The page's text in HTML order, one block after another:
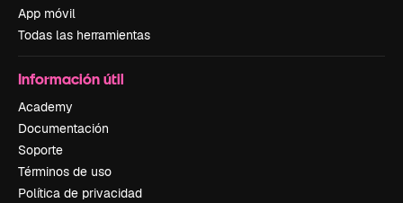
App móvil
Todas las herramientas
Información útil
Academy
Documentación
Soporte
Términos de uso
Política de privacidad